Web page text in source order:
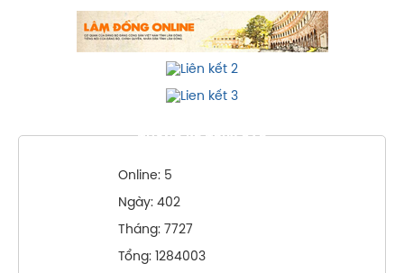
THỐNG KÊ TRUY CẬP
Online: 5
Ngày: 402
Tháng: 7727
Tổng: 1284003